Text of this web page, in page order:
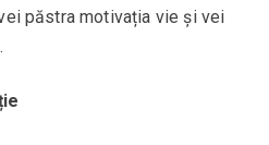
păstra motivația vie și vei